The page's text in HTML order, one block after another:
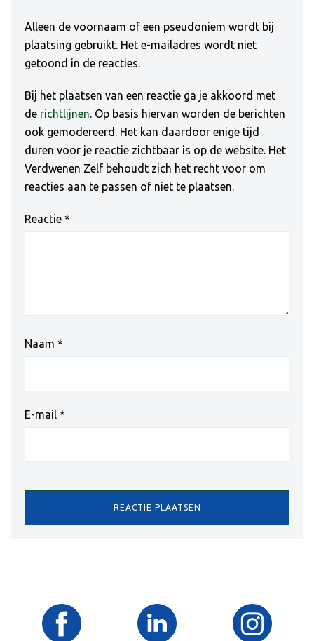
Alleen de voornaam of een pseudoniem wordt bij
plaatsing gebruikt. Het e-mailadres wordt niet
getoond in de reacties.
Bij het plaatsen van een reactie ga je akkoord met
de richtlijnen. Op basis hiervan worden de berichten
ook gemodereerd. Het kan daardoor enige tijd
duren voor je reactie zichtbaar is op de website. Het
Verdwenen Zelf behoudt zich het recht voor om
reacties aan te passen of niet te plaatsen.
Reactie *
Naam *
E-mail *